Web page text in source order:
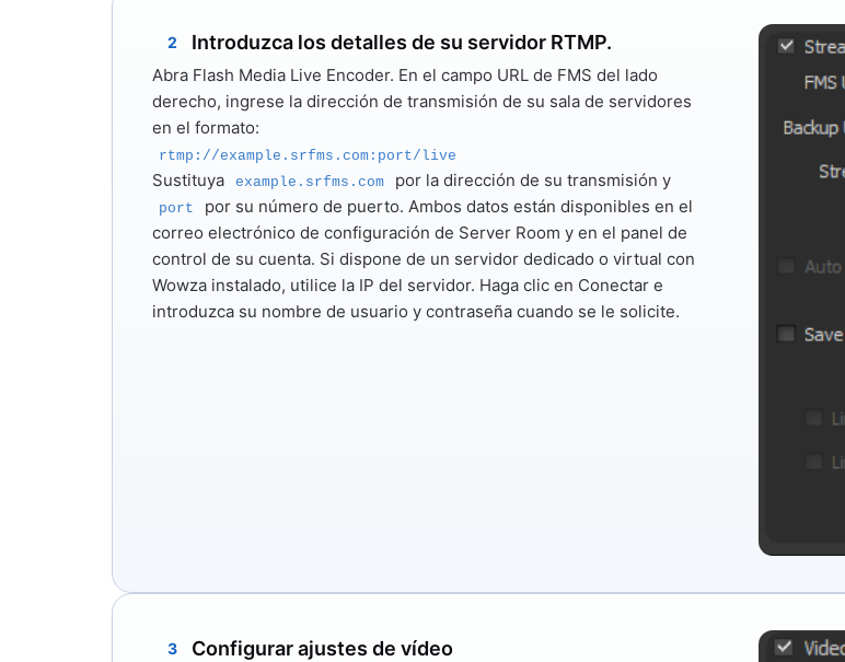
2 Introduzca los detalles de su servidor RTMP.
Abra Flash Media Live Encoder. En el campo URL de FMS del lado
derecho, ingrese la dirección de transmisión de su sala de servidores
en el formato:
rtmp://example.srfms.com:port/live
Sustituya example.srfms.com por la dirección de su transmisión y
port
por su número de puerto. Ambos datos están disponibles en el
correo electrónico de configuración de Server Room y en el panel de
control de su cuenta. Si dispone de un servidor dedicado o virtual con
Wowza instalado, utilice la IP del servidor. Haga clic en Conectar e
introduzca su nombre de usuario y contraseña cuando se le solicite.
3 Configurar ajustes de vídeo